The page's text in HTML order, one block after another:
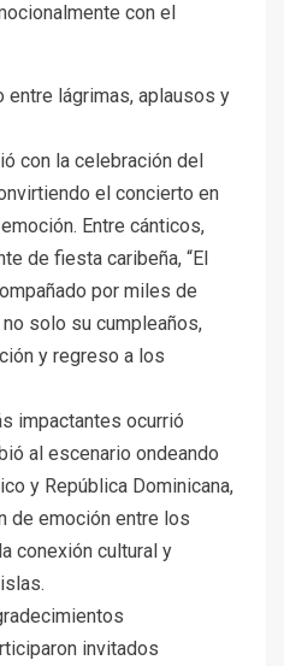
con el
entre lágrimas, aplausos y
con la celebración del
el concierto en
Entre cánticos,
de fiesta caribeña, “El
por miles de
solo su cumpleaños,
y regreso a los
impactantes ocurrió
al escenario ondeando
y República Dominicana,
de emoción entre los
conexión cultural y
invitados